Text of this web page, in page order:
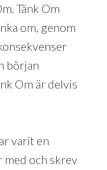
Tänk Om
om, genom
början
Om är delvis
varit en
med och skrev